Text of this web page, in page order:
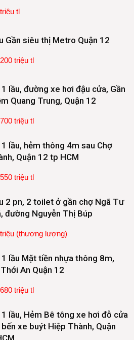
tl
Gần siêu thị Metro Quận 12
triệu tl
lầu, đường xe hơi đậu cửa, Gần
Quang Trung, Quận 12
triệu tl
lầu, hẻm thông 4m sau Chợ
Quận 12 tp HCM
triệu tl
2 pn, 2 toilet ở gần chợ Ngã Tư
đường Nguyễn Thị Búp
(thương lượng)
lầu Mặt tiền nhựa thông 8m,
An Quận 12
triệu tl
1 lầu, Hẻm Bê tông xe hơi đỗ cửa
bến xe buýt Hiệp Thành, Quận